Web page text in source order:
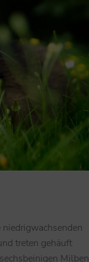
treten gehäuft
Milben